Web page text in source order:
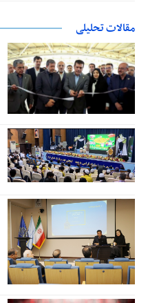
مقالات تحلیلی